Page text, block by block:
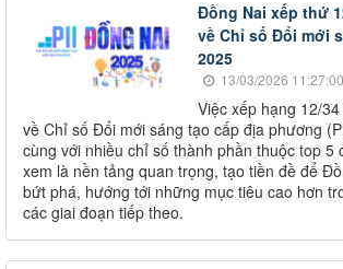
Đồng Nai xếp thứ
về Chỉ số Đổi mới
2025
13/03/2026 11:27:00
Việc xếp hạng 12/
về Chỉ số Đổi mới sáng tạo cấp địa phương
cùng với nhiều chỉ số thành phần thuộc top 5
xem là nền tảng quan trọng, tạo tiền đề để
bứt phá, hướng tới những mục tiêu cao hơn
các giai đoạn tiếp theo.